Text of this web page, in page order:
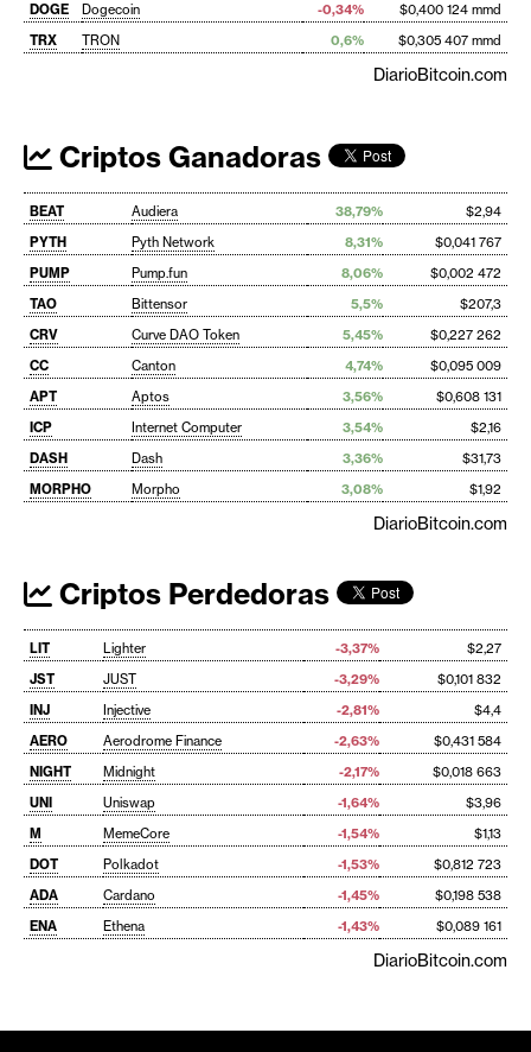
DOGE
Dogecoin -0,34%
$0,400 124 mmd
TRX
TRON 0,6% $0,305 407 mmd
DiarioBitcoin.com
Criptos Ganadoras
BEAT Audiera 38,79%
$2,94
PYTH
Pyth Network 8,31%
$0,041 767
PUMP
Pump.fun 8,06%
$0,002 472
TAO
Bittensor 5,5%
$207,3
CRV
Curve DAO Token 5,45%
$0,227 262
CC
Canton 4,74%
$0,095 009
APT
Aptos 3,56%
$0,608 131
ICP
Internet Computer 3,54%
$2,16
DASH
Dash 3,36%
$31,73
MORPHO
Morpho 3,08% $1,92
DiarioBitcoin.com
Criptos Perdedoras
LIT Lighter -3,37%
$2,27
JST
JUST -3,29%
$0,101 832
INJ
Injective -2,81%
$4,4
AERO
Aerodrome Finance -2,63%
$0,431 584
NIGHT
Midnight -2,17%
$0,018 663
UNI
Uniswap -1,64%
$3,96
M
MemeCore -1,54%
$1,13
DOT
Polkadot -1,53%
$0,812 723
ADA
Cardano -1,45%
$0,198 538
ENA
Ethena -1,43% $0,089 161
DiarioBitcoin.com